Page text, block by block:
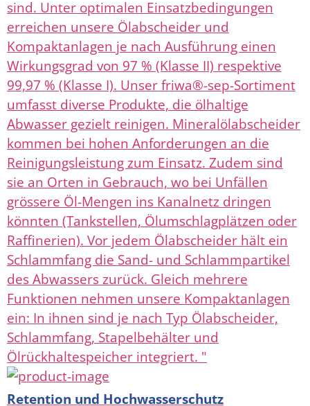
sind. Unter optimalen Einsatzbedingungen
erreichen unsere Ölabscheider und
Kompaktanlagen je nach Ausführung einen
Wirkungsgrad von 97 % (Klasse II) respektive
99,97 % (Klasse I). Unser friwa®-sep-Sortiment
umfasst diverse Produkte, die ölhaltige
Abwasser gezielt reinigen. Mineralölabscheider
kommen bei hohen Anforderungen an die
Reinigungsleistung zum Einsatz. Zudem sind
sie an Orten in Gebrauch, wo bei Unfällen
grössere Öl-Mengen ins Kanalnetz dringen
könnten (Tankstellen, Ölumschlagplätzen oder
Raffinerien). Vor jedem Ölabscheider hält ein
Schlammfang die Sand- und Schlammpartikel
des Abwassers zurück. Gleich mehrere
Funktionen nehmen unsere Kompaktanlagen
ein: In ihnen sind je nach Typ Ölabscheider,
Schlammfang, Stapelbehälter und
Ölrückhaltespeicher integriert. "
Retention und Hochwasserschutz